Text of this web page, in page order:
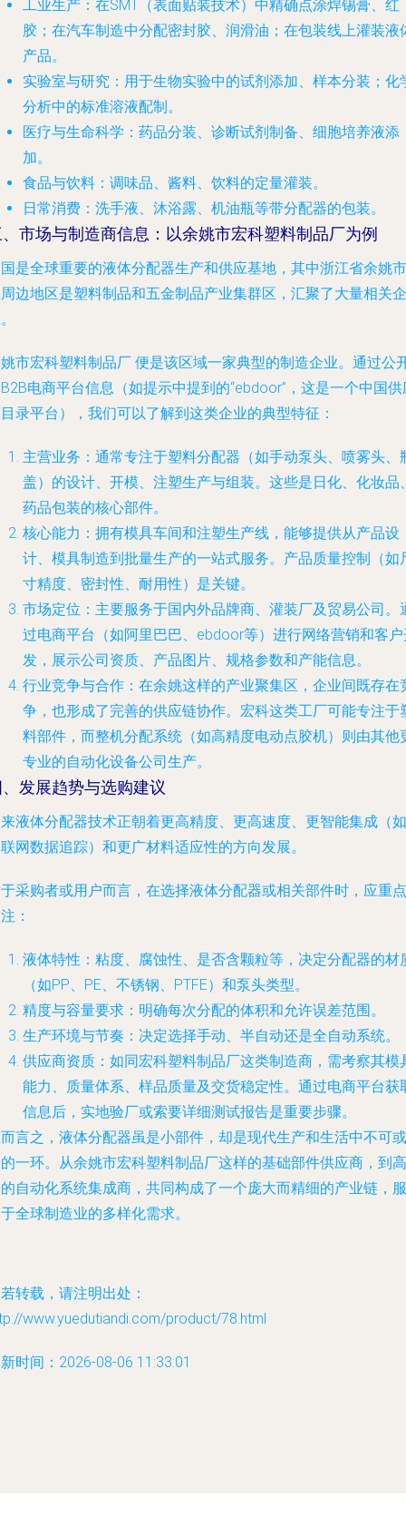
工业生产 ：在SMT（表面贴装技术）中精确点涂焊锡膏、红
胶；在汽车制造中分配密封胶、润滑油；在包装线上灌装液
产品。
实验室与研究 ：用于生物实验中的试剂添加、样本分装；化
分析中的标准溶液配制。
医疗与生命科学 ：药品分装、诊断试剂制备、细胞培养液添
加。
食品与饮料 ：调味品、酱料、饮料的定量灌装。
日常消费 ：洗手液、沐浴露、机油瓶等带分配器的包装。
市场与制造商信息：以余姚市宏科塑料制品厂为例
是全球重要的液体分配器生产和供应基地，其中浙江省余姚市
边地区是塑料制品和五金制品产业集群区，汇聚了大量相关企
市宏科塑料制品厂 便是该区域一家典型的制造企业。通过公
电商平台信息（如提示中提到的“ebdoor”，这是一个中国供
录平台），我们可以了解到这类企业的典型特征：
主营业务 ：通常专注于塑料分配器（如手动泵头、喷雾头、
盖）的设计、开模、注塑生产与组装。这些是日化、化妆品
药品包装的核心部件。
核心能力 ：拥有模具车间和注塑生产线，能够提供从产品设
计、模具制造到批量生产的一站式服务。产品质量控制（如
寸精度、密封性、耐用性）是关键。
市场定位 ：主要服务于国内外品牌商、灌装厂及贸易公司。
过电商平台（如阿里巴巴、ebdoor等）进行网络营销和客
发，展示公司资质、产品图片、规格参数和产能信息。
行业竞争与合作 ：在余姚这样的产业聚集区，企业间既存在
争，也形成了完善的供应链协作。宏科这类工厂可能专注于
料部件，而整机分配系统（如高精度电动点胶机）则由其他
专业的自动化设备公司生产。
发展趋势与选购建议
液体分配器技术正朝着更高精度、更高速度、更智能集成（如
网数据追踪）和更广材料适应性的方向发展。
采购者或用户而言，在选择液体分配器或相关部件时，应重点
：
液体特性 ：粘度、腐蚀性、是否含颗粒等，决定分配器的材
（如PP、PE、不锈钢、PTFE）和泵头类型。
精度与容量要求 ：明确每次分配的体积和允许误差范围。
生产环境与节奏 ：决定选择手动、半自动还是全自动系统。
供应商资质 ：如同宏科塑料制品厂这类制造商，需考察其模
能力、质量体系、样品质量及交货稳定性。通过电商平台获
信息后，实地验厂或索要详细测试报告是重要步骤。
言之，液体分配器虽是小部件，却是现代生产和生活中不可或
一环。从余姚市宏科塑料制品厂这样的基础部件供应商，到高
自动化系统集成商，共同构成了一个庞大而精细的产业链，服
全球制造业的多样化需求。
转载，请注明出处：
www.yuedutiandi.com/product/78.html
时间：2026-08-06 11:33:01